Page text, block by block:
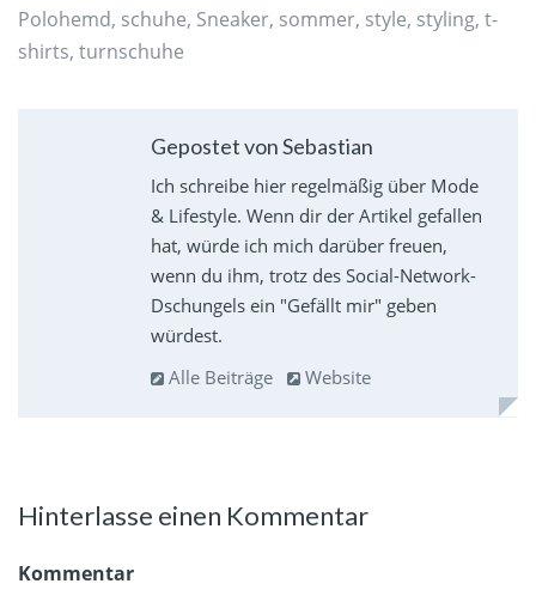
Polohemd, schuhe, Sneaker, sommer, style, styling, t-
shirts, turnschuhe
Gepostet von Sebastian
Ich schreibe hier regelmäßig über Mode
& Lifestyle. Wenn dir der Artikel gefallen
hat, würde ich mich darüber freuen,
wenn du ihm, trotz des Social-Network-
Dschungels ein "Gefällt mir" geben
würdest.
Alle Beiträge
Website
Hinterlasse einen Kommentar
Kommentar